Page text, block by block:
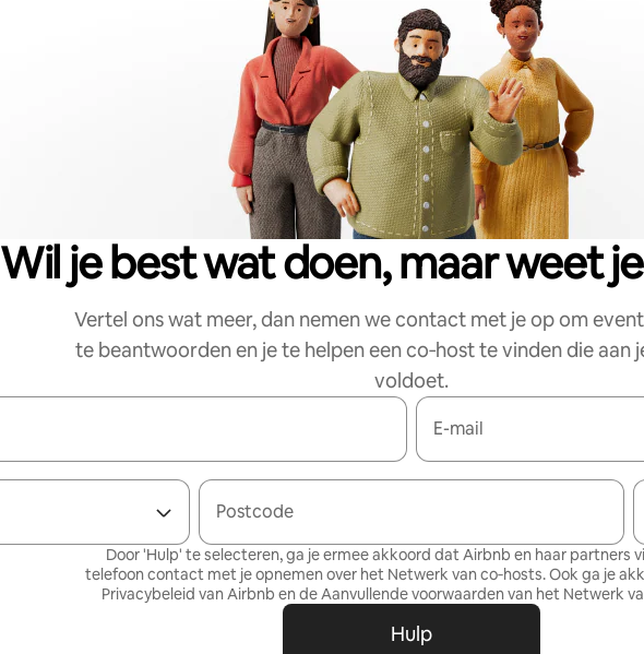
Wil je best wat doen, maar weet
Vertel ons wat meer, dan nemen we contact met je op om
te beantwoorden en je te helpen een co‑host te vinden die aan
voldoet.
E-mail
Postcode
Door 'Hulp' te selecteren, ga je ermee akkoord dat Airbnb en haar partners
telefoon contact met je opnemen over het Netwerk van co‑hosts. Ook ga je
Privacybeleid van Airbnb en deAanvullende voorwaarden van het Netwerk
Hulp